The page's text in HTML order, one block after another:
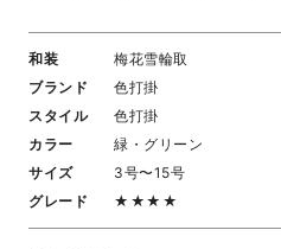
和装
梅花雪輪取
ブランド
色打掛
スタイル
色打掛
カラー
緑・グリーン
サイズ
3号〜15号
グレード
★★★★